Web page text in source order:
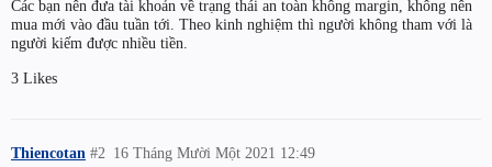
Các bạn nên đưa tài khoản về trạng thái an toàn không margin, không nên
mua mới vào đầu tuần tới. Theo kinh nghiệm thì người không tham với là
người kiếm được nhiều tiền.
3 Likes
Thiencotan 16 Tháng Mười Một 2021 12:49
#2